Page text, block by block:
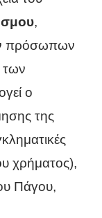
,
πρόσωπων
των
ο
της
χρήματος),
Πάγου,